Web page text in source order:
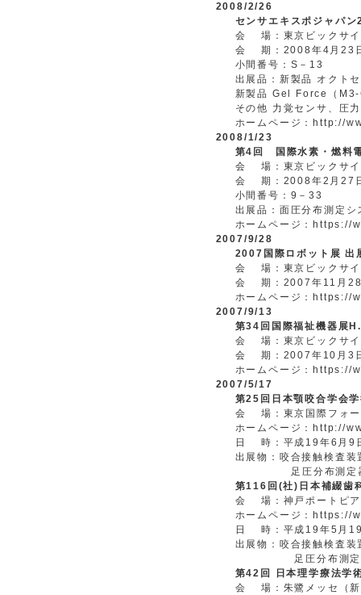
2008/2/26
センサエキスポジャパ
会 場：東京ビックサ
会 期：2008年4月23
小間番号：S－13
出展品：新製品 オクト
新製品 Gel Force（
その他 力覚センサ、圧
ホームページ：http://
2008/1/23
第4回 国際水素・燃料
会 場：東京ビックサ
会 期：2008年2月27
小間番号：9－33
出展品：面圧分布測定
ホームページ：
2007/9/28
2007国際ロボット展 出
会 場：東京ビックサイ
会 期：2007年11月28
ホームページ：
2007/9/13
第34回国際福祉機器展
会 場：東京ビックサイ
会 期：2007年10月3
ホームページ：
2007/5/17
第25回日本顎咬合学会
会 場：東京国際フォ
ホームページ：http://
日 時：平成19年6月9
出展物：咬合接触検査
足圧分布測定器
第116回(社)日本補綴歯
会 場：神戸ポートピア
ホームページ：
日 時：平成19年5月
出展物：咬合接触検査
足圧分布測定器
第42回 日本理学療法学
会 場：朱鷺メッセ（